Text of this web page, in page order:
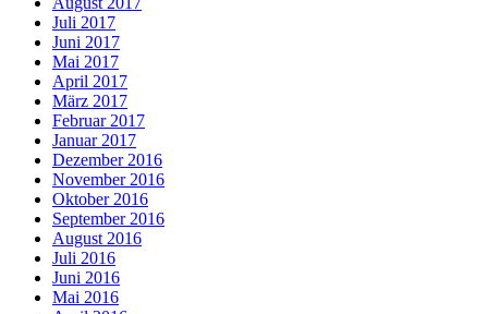
Juli 2017
Juni 2017
Mai 2017
April 2017
März 2017
Februar 2017
Januar 2017
Dezember 2016
November 2016
Oktober 2016
September 2016
August 2016
Juli 2016
Juni 2016
Mai 2016